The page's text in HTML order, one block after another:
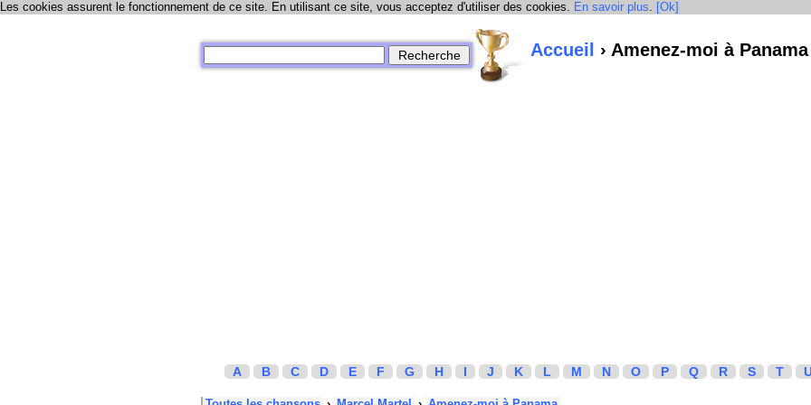
Les cookies assurent le fonctionnement de ce site. En utilisant ce site, vous acceptez d'utiliser des cookies. En savoir plus. [Ok]
Accueil › Amenez-moi à Panama
A B C D E F G H I J K L M N O P Q R S T